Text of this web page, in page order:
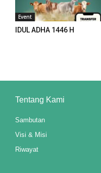
downloader
Event
IDUL ADHA 1446 H
Tentang Kami
Sambutan
Visi & Misi
Riwayat